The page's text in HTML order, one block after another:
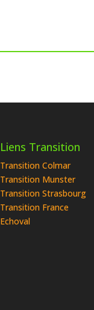
Liens Transition
Transition Colmar
Transition Munster
Transition Strasbourg
Transition France
Echoval